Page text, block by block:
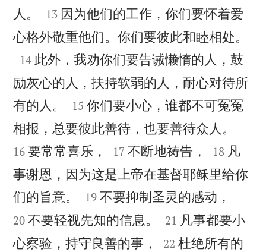
人。


13 因为他们的工作，你们要怀着爱
心格外敬重他们。你们要彼此和睦相处。

14 此外，我劝你们要告诫懒惰的人，鼓
励灰心的人，扶持软弱的人，耐心对待所
有的人。


15 你们要小心，谁都不可冤冤
相报，总要彼此善待，也要善待众人。
16 要常常喜乐， 

17 不断地祷告， 

18 凡
事谢恩，因为这是上帝在基督耶稣里给你
们的旨意。


19 不要抑制圣灵的感动，
20 不要轻视先知的信息。 

21 凡事都要小
心察验，持守良善的事，


22 杜绝所有的